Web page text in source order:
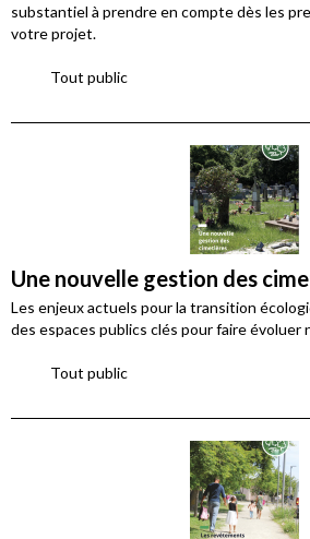
substantiel à prendre en compte dès les
votre projet.
Tout public
Une nouvelle gestion des
Les enjeux actuels pour la transition
des espaces publics clés pour faire évoluer
Tout public